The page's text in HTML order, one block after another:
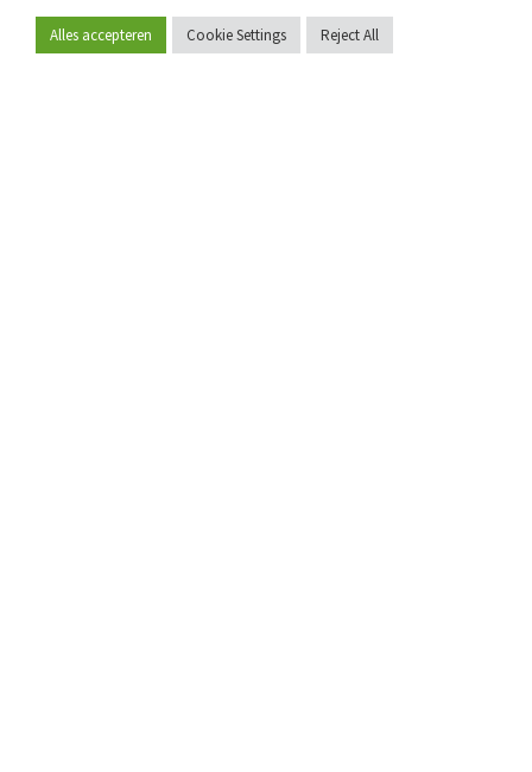
Word lid
Alles accepteren Cookie Settings Reject All